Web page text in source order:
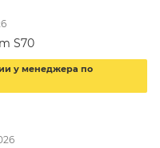
S70
у менеджера по